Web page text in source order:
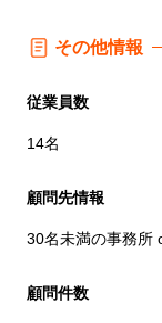
その他情報
従業員数
14名
顧問先情報
30名未満の事務所
顧問件数